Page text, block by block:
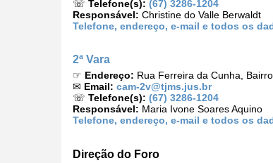
☏ Telefone(s): (67) 3286-1204
Responsável: Christine do Valle Berwaldt
Telefone, endereço, e-mail e todos os
2ª Vara
☞ Endereço: Rua Ferreira da Cunha,
✉ Email: cam-2v@tjms.jus.br
☏ Telefone(s): (67) 3286-1204
Responsável: Maria Ivone Soares Aquino
Telefone, endereço, e-mail e todos os
Direção do Foro